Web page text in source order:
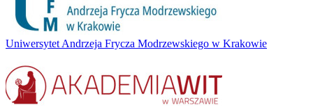
Uniwersytet Andrzeja Frycza Modrzewskiego w Krakowie